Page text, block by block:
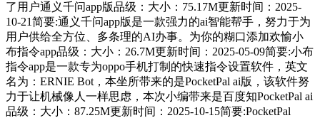
了用户通义千问app版品级：大小：75.17M更新时间：2025-
10-21简要:通义千问app版是一款强力的ai智能帮手，努力于为
用户供给全方位、多条理的AI办事。为你的糊口添加欢愉小
布指令app品级：大小：26.7M更新时间：2025-05-09简要:小布
指令app是一款专为oppo手机打制的快速指令设置软件，英文
名为：ERNIE Bot，本坐所带来的是PocketPal ai版，该软件努
力于让机械像人一样思虑，本次小编带来是百度知PocketPal ai
品级：大小：87.25M更新时间：2025-10-15简要:PocketPal